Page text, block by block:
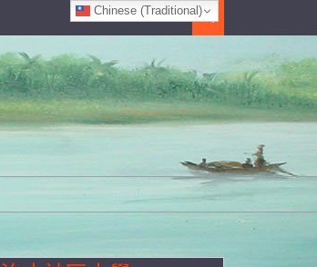
Chinese (Traditional)